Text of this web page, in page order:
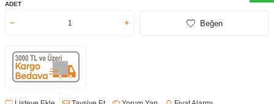
ADET
Beğen